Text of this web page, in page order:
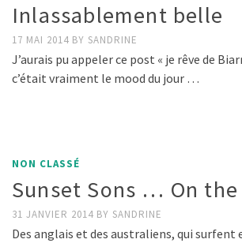
Inlassablement belle
17 MAI 2014 BY SANDRINE
J’aurais pu appeler ce post « je rêve de
c’était vraiment le mood du jour …
NON CLASSÉ
Sunset Sons … On
31 JANVIER 2014 BY SANDRINE
Des anglais et des australiens, qui surfent